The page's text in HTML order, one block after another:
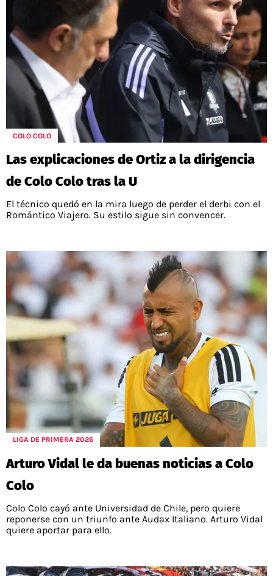
COLO COLO
Las explicaciones de Ortiz a la dirigencia
de Colo Colo tras la U
El técnico quedó en la mira luego de perder el derbi con el
Romántico Viajero. Su estilo sigue sin convencer.
LIGA DE PRIMERA 2026
Arturo Vidal le da buenas noticias a Colo
Colo
Colo Colo cayó ante Universidad de Chile, pero quiere
reponerse con un triunfo ante Audax Italiano. Arturo Vidal
quiere aportar para ello.